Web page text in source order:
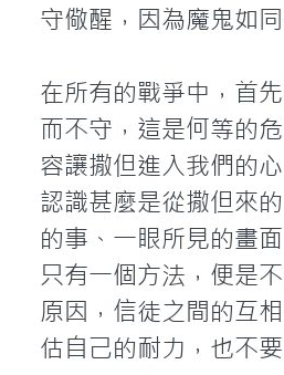
守儆醒，因為魔鬼如
在所有的戰爭中，首
而不守，這是何等的
容讓撒但進入我們的
認識甚麼是從撒但來
的事、一眼所見的畫
只有一個方法，便是
原因，信徒之間的互
估自己的耐力，也不